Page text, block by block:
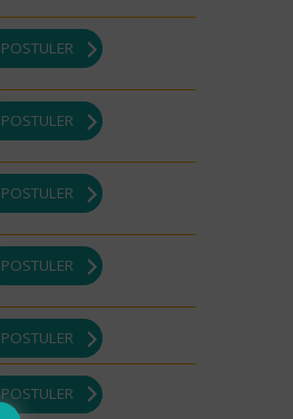
POSTULER
POSTULER
POSTULER
POSTULER
POSTULER
POSTULER